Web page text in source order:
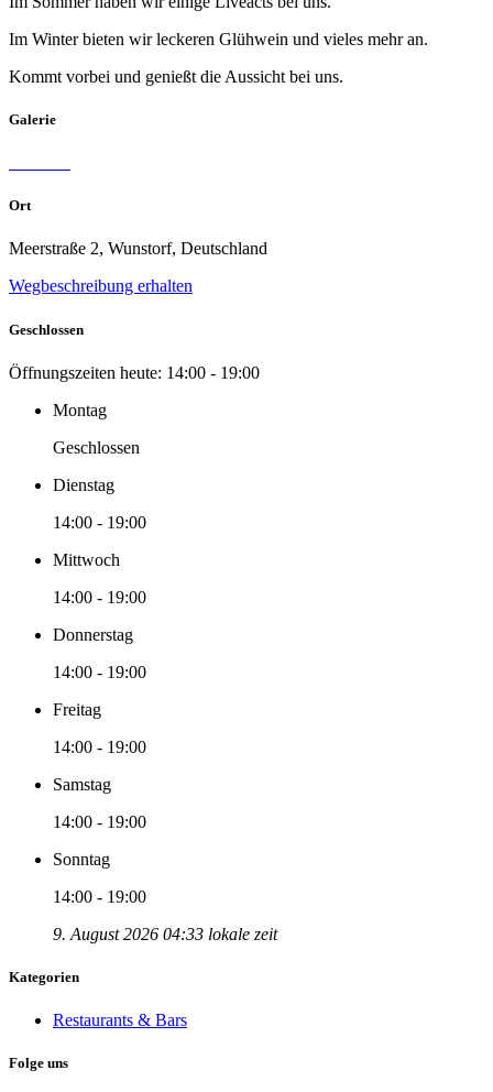
Im Winter bieten wir leckeren Glühwein und vieles mehr an.
Kommt vorbei und genießt die Aussicht bei uns.
Galerie
Ort
Meerstraße 2, Wunstorf, Deutschland
Wegbeschreibung erhalten
Geschlossen
Öffnungszeiten heute: 14:00 - 19:00
Montag
Geschlossen
Dienstag
14:00 - 19:00
Mittwoch
14:00 - 19:00
Donnerstag
14:00 - 19:00
Freitag
14:00 - 19:00
Samstag
14:00 - 19:00
Sonntag
14:00 - 19:00
9. August 2026 04:33 lokale zeit
Kategorien
Restaurants & Bars
Folge uns